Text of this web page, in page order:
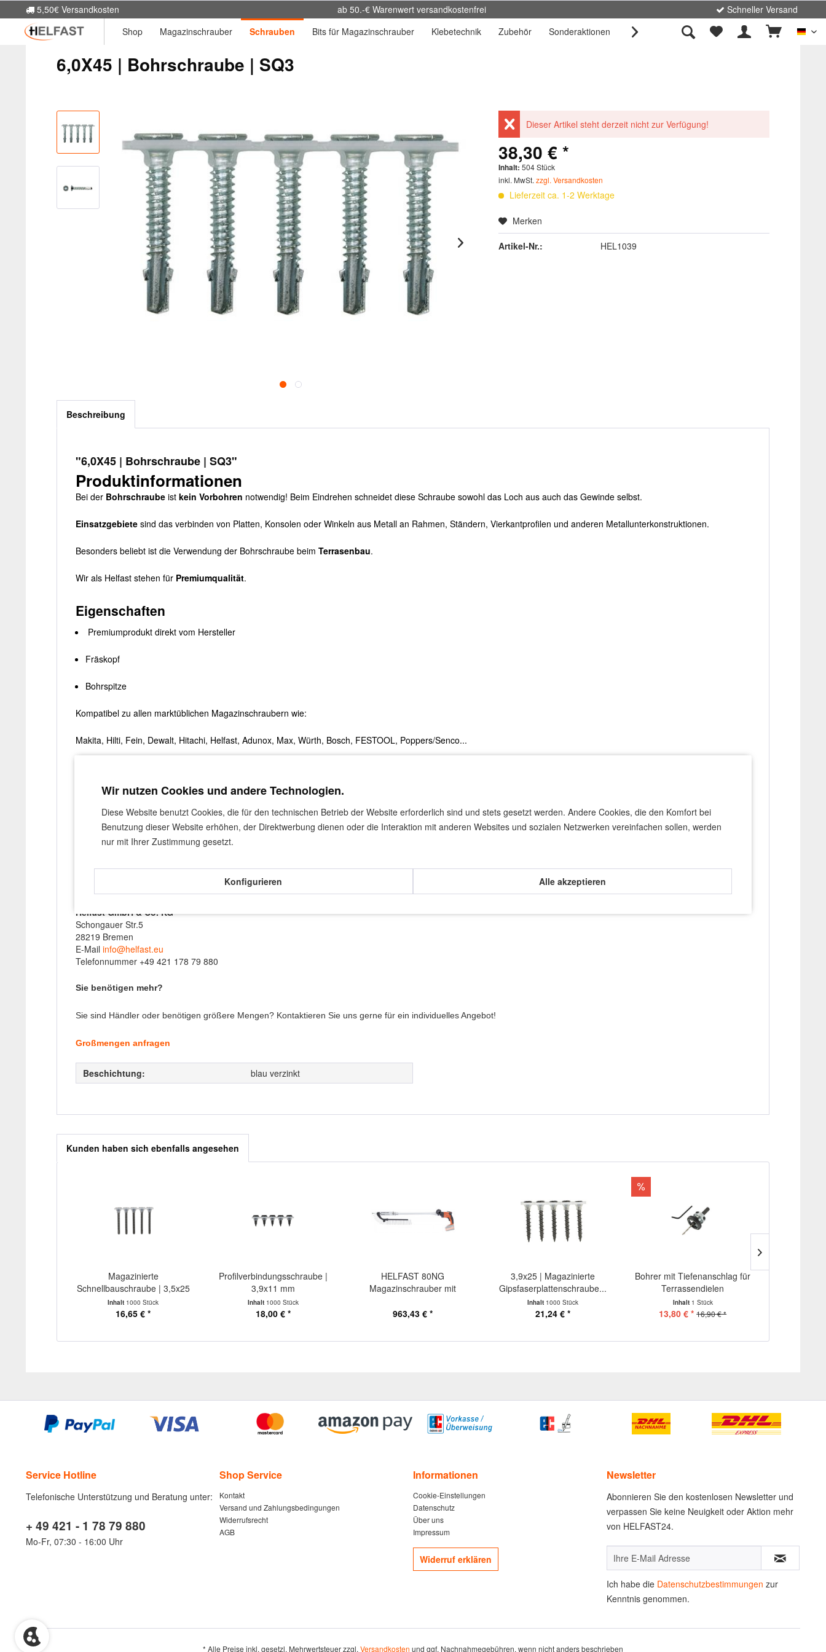
5,50€ Versandkosten ab 50.-€ Warenwert versandkostenfrei
Schneller Versand
Shop
Magazinschrauber Schrauben Bits für Magazinschrauber Klebetechnik Zubehör Sonderaktionen Unternehmen Kontakt

6,0X45 | Bohrschraube | SQ3
Dieser Artikel steht derzeit nicht zur Verfügung!
38,30 € *
Inhalt:504 Stück
inkl. MwSt.zzgl. Versandkosten
Lieferzeit ca. 1-2 Werktage
Merken
Artikel-Nr.: HEL1039
Beschreibung
"6,0X45 | Bohrschraube | SQ3"
Produktinformationen
Bei der Bohrschraube ist kein Vorbohren notwendig! Beim Eindrehen schneidet diese Schraube sowohl das Loch aus auch das Gewinde selbst.
Einsatzgebiete sind das verbinden von Platten, Konsolen oder Winkeln aus Metall an Rahmen, Ständern, Vierkantprofilen und anderen Metallunterkonstruktionen.
Besonders beliebt ist die Verwendung der Bohrschraube beim Terrasenbau.
Wir als Helfast stehen für Premiumqualität.
Eigenschaften
Premiumprodukt direkt vom Hersteller
Fräskopf
Bohrspitze
Kompatibel zu allen marktüblichen Magazinschraubern wie:
Makita, Hilti, Fein, Dewalt, Hitachi, Helfast, Adunox, Max, Würth, Bosch, FESTOOL, Poppers/Senco...
Angaben zur Produktsicherheit
Bitte berücksichtigen Sie bei der Nutzung unserer Produkte die Herstellerangaben zu den Materialien.
Bei der Verwendung der Schrauben wird das Tragen einer Schutzbrille empfohlen.
Wir, die Helfast GmbH & Co. KG, sind ein engagierter Hersteller, der seine Schrauben mit höchstem Anspruch an Qualität entwickelt. Unsere Produkte werden unter strengen
Helfast GmbH & Co. KG
Schongauer Str.5
28219 Bremen
E-Mail info@helfast.eu
Telefonnummer +49 421 178 79 880
Sie benötigen mehr?
Sie sind Händler oder benötigen größere Mengen? Kontaktieren Sie uns gerne für ein individuelles Angebot!
Großmengen anfragen
Beschichtung: blau verzinkt
Kunden haben sich ebenfalls angesehen
Magazinierte
Schnellbauschraube | 3,5x25
|...
Inhalt 1000 Stück
16,65 € *
Profilverbindungsschraube |
3,9x11 mm
Inhalt 1000 Stück
18,00 € *
HELFAST 80NG
Magazinschrauber mit
963,43 € *
3,9x25 | Magazinierte
Gipsfaserplattenschraube...
Inhalt 1000 Stück
21,24 € *
Bohrer mit Tiefenanschlag für
Terrassendielen
Inhalt 1 Stück
13,80 € * 16,90 € *
Service Hotline
Telefonische Unterstützung und Beratung unter:
+ 49 421 - 1 78 79 880
Mo-Fr, 07:30 - 16:00 Uhr
Shop Service
Kontakt
Versand und Zahlungsbedingungen
Widerrufsrecht
AGB
Informationen
Cookie-Einstellungen
Datenschutz
Über uns
Impressum
Widerruf erklären
Newsletter
Abonnieren Sie den kostenlosen Newsletter und
verpassen Sie keine Neuigkeit oder Aktion mehr
von HELFAST24.
Ich habe die Datenschutzbestimmungen zur
Kenntnis genommen.
* Alle Preise inkl. gesetzl. Mehrwertsteuer zzgl. Versandkosten und ggf. Nachnahmegebühren, wenn nicht anders beschrieben
Wir nutzen Cookies und andere Technologien.
Diese Website benutzt Cookies, die für den technischen Betrieb der Website erforderlich sind und stets gesetzt werden. Andere Cookies, die den Komfort bei
Benutzung dieser Website erhöhen, der Direktwerbung dienen oder die Interaktion mit anderen Websites und sozialen Netzwerken vereinfachen sollen, werden
nur mit Ihrer Zustimmung gesetzt.
Alle akzeptieren
Konfigurieren